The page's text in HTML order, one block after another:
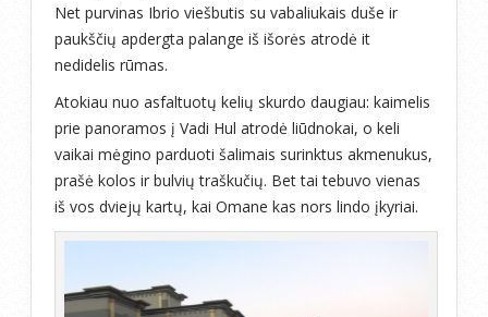
Net purvinas Ibrio viešbutis su vabaliukais duše ir
paukščių apdergta palange iš išorės atrodė it
nedidelis rūmas.
Atokiau nuo asfaltuotų kelių skurdo daugiau: kaimelis
prie panoramos į Vadi Hul atrodė liūdnokai, o keli
vaikai mėgino parduoti šalimais surinktus akmenukus,
prašė kolos ir bulvių traškučių. Bet tai tebuvo vienas
iš vos dviejų kartų, kai Omane kas nors lindo įkyriai.